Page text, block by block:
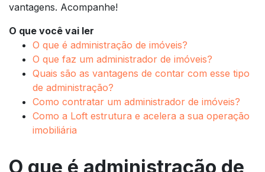
vantagens. Acompanhe!
O que você vai ler
O que é administração de imóveis?
O que faz um administrador de imóveis?
Quais são as vantagens de contar com esse tipo
de administração?
Como contratar um administrador de imóveis?
Como a Loft estrutura e acelera a sua operação
imobiliária
O que é administração de